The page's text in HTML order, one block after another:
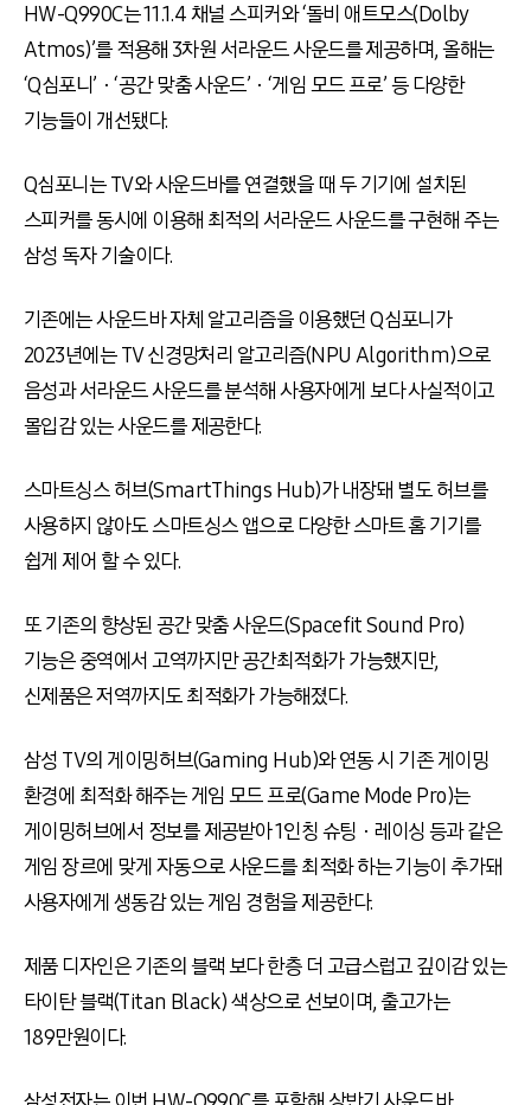
HW-Q990C는 11.1.4 채널 스피커와 ‘돌비 애트모스(Dolby
Atmos)’를 적용해 3차원 서라운드 사운드를 제공하며, 올해는
‘Q심포니’ㆍ‘공간 맞춤 사운드’ㆍ‘게임 모드 프로’ 등 다양한
기능들이 개선됐다.
Q심포니는 TV와 사운드바를 연결했을 때 두 기기에 설치된
스피커를 동시에 이용해 최적의 서라운드 사운드를 구현해 주는
삼성 독자 기술이다.
기존에는 사운드바 자체 알고리즘을 이용했던 Q심포니가
2023년에는 TV 신경망처리 알고리즘(NPU Algorithm)으로
음성과 서라운드 사운드를 분석해 사용자에게 보다 사실적이고
몰입감 있는 사운드를 제공한다.
스마트싱스 허브(SmartThings Hub)가 내장돼 별도 허브를
사용하지 않아도 스마트싱스 앱으로 다양한 스마트 홈 기기를
쉽게 제어 할 수 있다.
또 기존의 향상된 공간 맞춤 사운드(Spacefit Sound Pro)
기능은 중역에서 고역까지만 공간최적화가 가능했지만,
신제품은 저역까지도 최적화가 가능해졌다.
삼성 TV의 게이밍허브(Gaming Hub)와 연동 시 기존 게이밍
환경에 최적화 해주는 게임 모드 프로(Game Mode Pro)는
게이밍허브에서 정보를 제공받아 1인칭 슈팅ㆍ레이싱 등과 같은
게임 장르에 맞게 자동으로 사운드를 최적화 하는 기능이 추가돼
사용자에게 생동감 있는 게임 경험을 제공한다.
제품 디자인은 기존의 블랙 보다 한층 더 고급스럽고 깊이감 있는
타이탄 블랙(Titan Black) 색상으로 선보이며, 출고가는
189만원이다.